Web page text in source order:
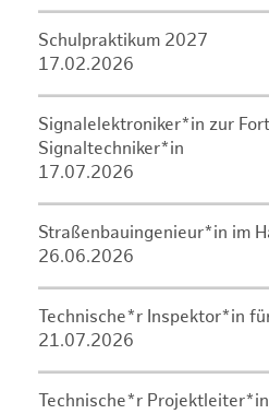
Schulpraktikum 2027
17.02.2026
Signalelektroniker*in zur
Signaltechniker*in
17.07.2026
Straßenbauingenieur*in im
26.06.2026
Technische*r Inspektor*in
21.07.2026
Technische*r